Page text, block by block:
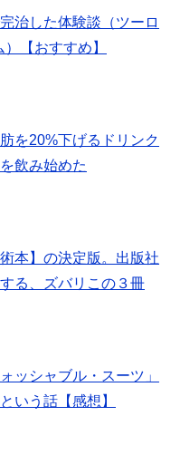
治した体験談（ツーロ
【おすすめ】
を20%下げるドリンク
飲み始めた
本】の決定版。出版社
る、ズバリこの３冊
ッシャブル・スーツ」
いう話【感想】